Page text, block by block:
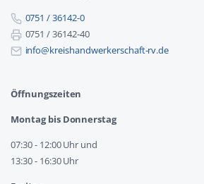
0751 / 36142-0
0751 / 36142-40
info@kreishandwerkerschaft-rv.de
Öffnungszeiten
Montag bis Donnerstag
07:30 - 12:00 Uhr und
13:30 - 16:30 Uhr